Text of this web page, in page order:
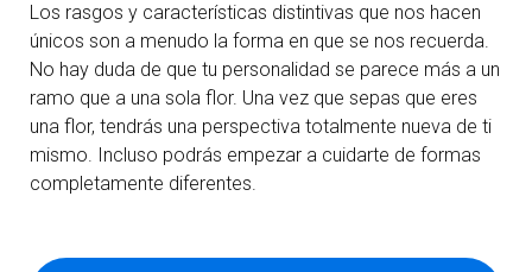
Los rasgos y características distintivas que nos hacen
únicos son a menudo la forma en que se nos recuerda.
No hay duda de que tu personalidad se parece más a un
ramo que a una sola flor. Una vez que sepas que eres
una flor, tendrás una perspectiva totalmente nueva de ti
mismo. Incluso podrás empezar a cuidarte de formas
completamente diferentes.